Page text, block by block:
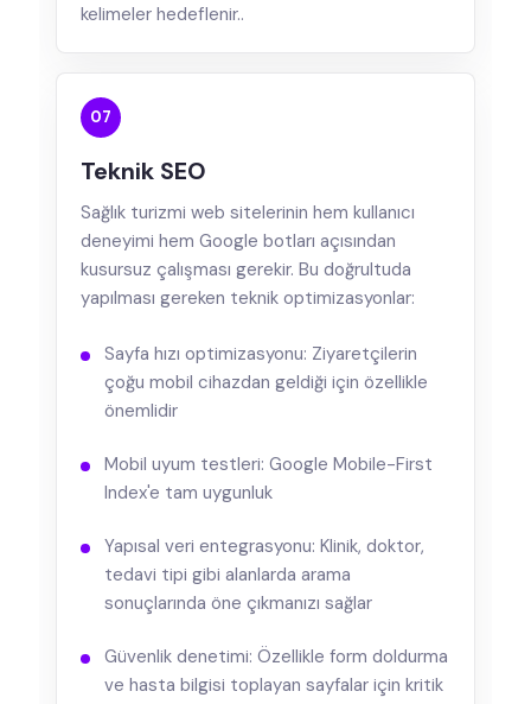
kelimeler hedeflenir..
07
Teknik SEO
Sağlık turizmi web sitelerinin hem kullanıcı
deneyimi hem Google botları açısından
kusursuz çalışması gerekir. Bu doğrultuda
yapılması gereken teknik optimizasyonlar:
Sayfa hızı optimizasyonu: Ziyaretçilerin
çoğu mobil cihazdan geldiği için özellikle
önemlidir
Mobil uyum testleri: Google Mobile-First
Index'e tam uygunluk
Yapısal veri entegrasyonu: Klinik, doktor,
tedavi tipi gibi alanlarda arama
sonuçlarında öne çıkmanızı sağlar
Güvenlik denetimi: Özellikle form doldurma
ve hasta bilgisi toplayan sayfalar için kritik